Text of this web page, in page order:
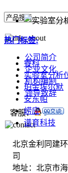
热门标签:
睿科
实验室分析
珀金埃尔默
安东帕
崂应
谱育科技
公司简介
企业文化
机构编制
领导致辞
客服：
北京金利同建
司
地址：北京市